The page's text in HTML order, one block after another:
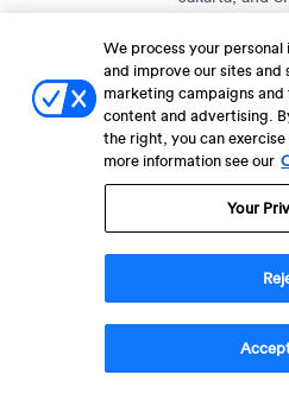
Demo
Terms of Service
EU-U.S. Data Privacy Framework
© 2013 Onwards. All Rights Reserved.
Legal Name - CleverTap Private
We process your
and improve our sites and
marketing campaigns
content and advertising.
the right, you can
more information see our
Your